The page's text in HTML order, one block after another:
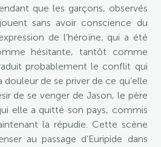
que les garçons, observés
sans avoir conscience du
de l’héroïne, qui a été
hésitante, tantôt comme
probablement le conflit qui
de se priver de ce qu’elle
de se venger de Jason, le père
elle a quitté son pays, commis
la répudie. Cette scène
au passage d’Euripide dans